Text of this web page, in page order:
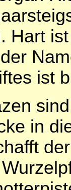
Hart
ist
in